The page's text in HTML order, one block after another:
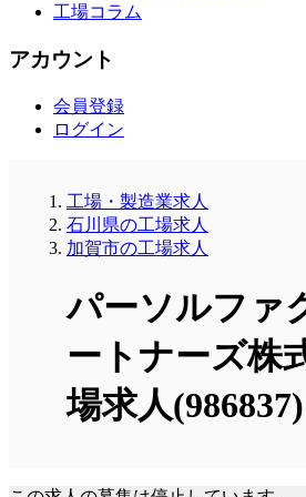
工場コラム
アカウント
会員登録
ログイン
工場・製造業求人
石川県の工場求人
加賀市の工場求人
パーソルファ
ートナーズ株
場求人(986837)